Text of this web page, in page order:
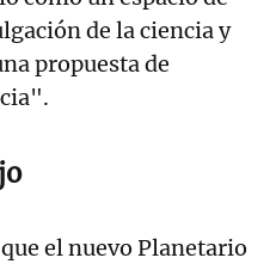
de la ciencia y
propuesta de
el nuevo Planetario